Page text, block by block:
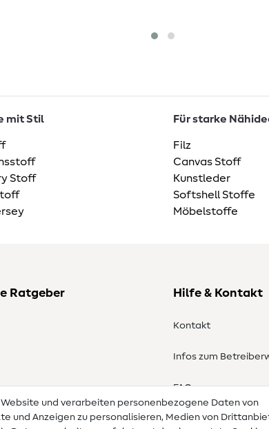
mit Stil
Stoff
Für starke
Filz
Canvas Stoff
Kunstleder
Softshell Stoffe
Möbelstoffe
Ratgeber Hilfe & Kontakt
Kontakt
Infos zum
FAQ
Widerrufsrecht
und verarbeiten personenbezogene Daten von
und Anzeigen zu personalisieren, Medien von